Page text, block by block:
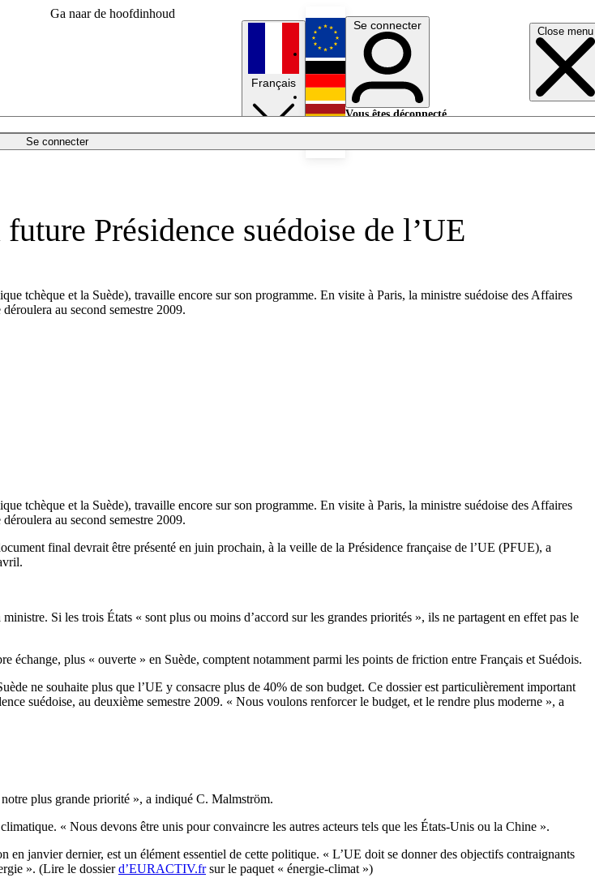
Ga naar de hoofdinhoud
Close menu
Se connecter
Français
English
Deutsch
Se connecter
Vous êtes déconnecté.
Présidence suédoise de l’UE
tchèque et la Suède), travaille encore sur son programme. En visite à Paris, la ministre suédoise des Affaires
au second semestre 2009.
tchèque et la Suède), travaille encore sur son programme. En visite à Paris, la ministre suédoise des Affaires
au second semestre 2009.
final devrait être présenté en juin prochain, à la veille de la Présidence française de l’UE (PFUE), a
Si les trois États « sont plus ou moins d’accord sur les grandes priorités », ils ne partagent en effet pas le
plus « ouverte » en Suède, comptent notamment parmi les points de friction entre Français et Suédois.
ne souhaite plus que l’UE y consacre plus de 40% de son budget. Ce dossier est particulièrement important
suédoise, au deuxième semestre 2009. « Nous voulons renforcer le budget, et le rendre plus moderne », a
plus grande priorité », a indiqué C. Malmström.
« Nous devons être unis pour convaincre les autres acteurs tels que les États-Unis ou la Chine ».
janvier dernier, est un élément essentiel de cette politique. « L’UE doit se donner des objectifs contraignants
». (Lire le dossierd’EURACTIV.frsur le paquet « énergie-climat »)